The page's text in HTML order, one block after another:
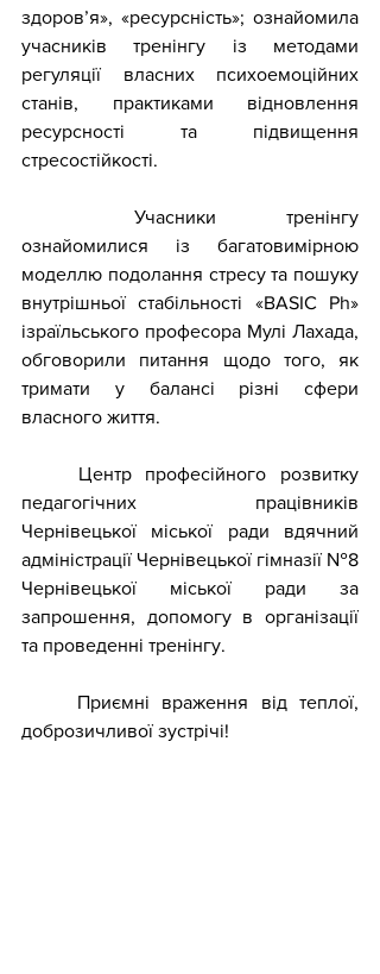
здоров’я», «ресурсність»; ознайомила
учасників тренінгу із методами
регуляції власних психоемоційних
станів, практиками відновлення
ресурсності та підвищення
стресостійкості.
ознайомилися із багатовимірною
моделлю подолання стресу та пошуку
внутрішньої стабільності «BASIC Ph»
ізраїльського професора Мулі Лахада,
обговорили питання щодо того, як
тримати у балансі різні сфери
власного життя.
Центр професійного розвитку
педагогічних працівників
Чернівецької міської ради вдячний
адміністрації Чернівецької гімназії №8
Чернівецької міської ради за
запрошення, допомогу в організації
та проведенні тренінгу.
Приємні враження від теплої,
доброзичливої зустрічі!